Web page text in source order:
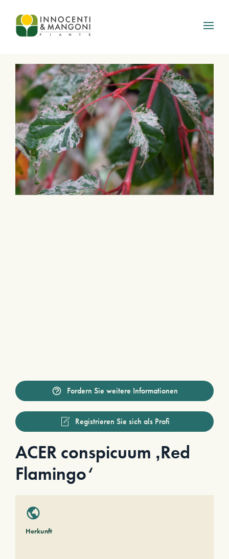
Skip to main content
Fordern Sie weitere Informationen
Registrieren Sie sich als Profi
ACER conspicuum ‚Red
Flamingo‘
Herkunft